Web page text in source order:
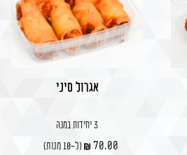
אגרול סיני
3 יחידות במנה
70.00 (ל-10 מנות)